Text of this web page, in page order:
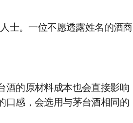
士。一位不愿透露姓名的酒商
酒的原材料成本也会直接影响
口感，会选用与茅台酒相同的